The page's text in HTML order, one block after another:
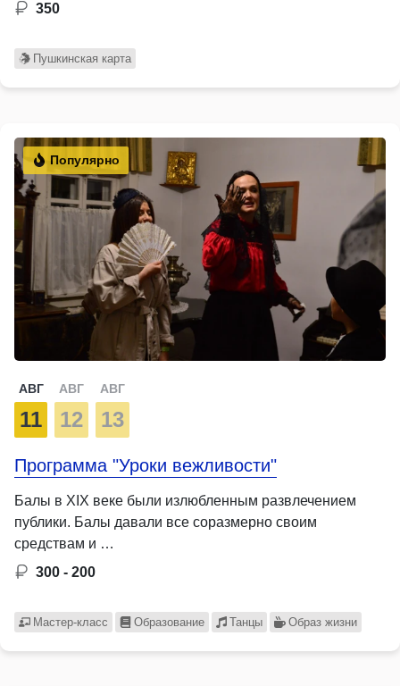
350
Пушкинская карта
Популярно
АВГ
11
АВГ
12
АВГ
13
Программа "Уроки вежливости"
Балы в XIX веке были излюбленным развлечением
публики. Балы давали все соразмерно своим
средствам и …
300 - 200
Мастер-класс Образование Танцы Образ жизни